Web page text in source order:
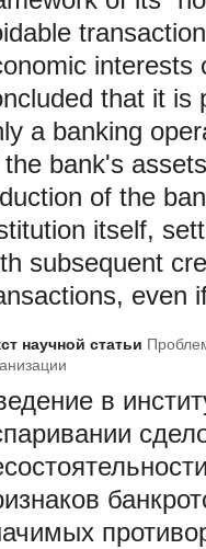
interests
that it is
a banking
the bank's
of the
itself,
subsequent
even
научной статьи
в